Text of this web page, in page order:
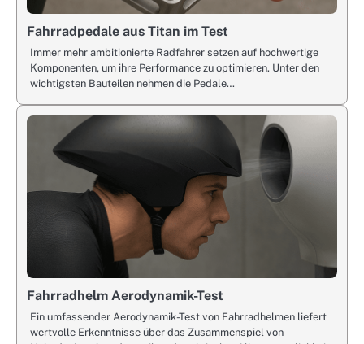
Fahrradpedale aus Titan im Test
Immer mehr ambitionierte Radfahrer setzen auf hochwertige
Komponenten, um ihre Performance zu optimieren. Unter den
wichtigsten Bauteilen nehmen die Pedale…
Fahrradhelm Aerodynamik-Test
Ein umfassender Aerodynamik-Test von Fahrradhelmen liefert
wertvolle Erkenntnisse über das Zusammenspiel von